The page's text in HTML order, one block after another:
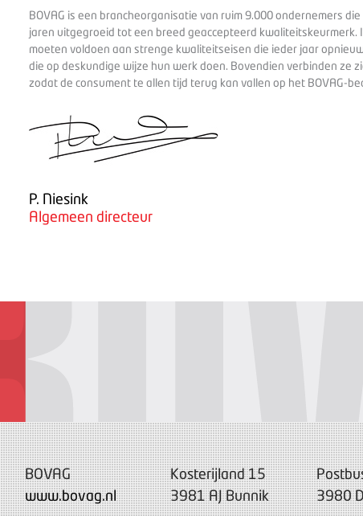
BOVAG is een brancheorganisatie van ruim 9.000 ondernemers
jaren uitgegroeid tot een breed geaccepteerd kwaliteitskeurmerk.
moeten voldoen aan strenge kwaliteitseisen die ieder jaar
die op deskundige wijze hun werk doen. Bovendien verbinden ze
zodat de consument te allen tijd terug kan vallen op het BOVAG-
P. Niesink
Algemeen directeur
BOVAG
www.bovag.nl
Kosterijland 15
3981 AJ Bunnik
3980